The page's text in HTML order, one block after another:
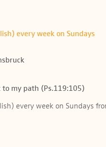
every week on Sundays
my path (Ps.119:105)
every week on Sundays